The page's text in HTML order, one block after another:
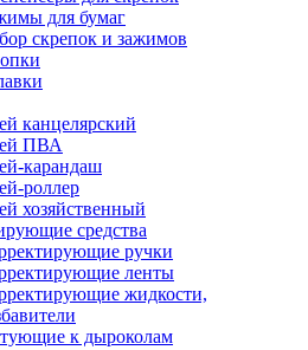
для бумаг
скрепок и зажимов
канцелярский
ПВА
карандаш
роллер
хозяйственный
средства
ручки
ленты
жидкости,
к дыроколам